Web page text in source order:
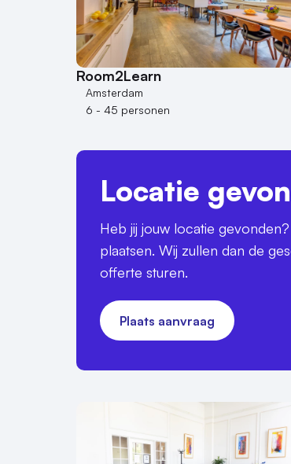
Room2Learn
Amsterdam
6 - 45 personen
Locatie
Heb jij jouw locatie
plaatsen. Wij zullen dan de
offerte sturen.
Plaats aanvraag